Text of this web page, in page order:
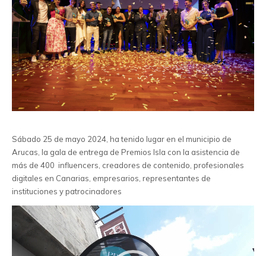
Sábado 25 de mayo 2024, ha tenido lugar en el municipio de
Arucas, la gala de entrega de Premios Isla con la asistencia de
más de 400 influencers, creadores de contenido, profesionales
digitales en Canarias, empresarios, representantes de
instituciones y patrocinadores
Reproductor
de
vídeo